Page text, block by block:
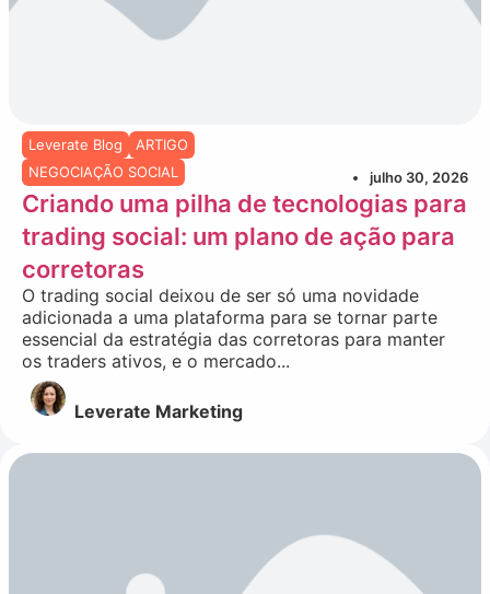
Leverate Blog
ARTIGO
NEGOCIAÇÃO SOCIAL
julho 30, 2026
Criando uma pilha de tecnologias para
trading social: um plano de ação para
corretoras
O trading social deixou de ser só uma novidade
adicionada a uma plataforma para se tornar parte
essencial da estratégia das corretoras para manter
os traders ativos, e o mercado...
Leverate Marketing